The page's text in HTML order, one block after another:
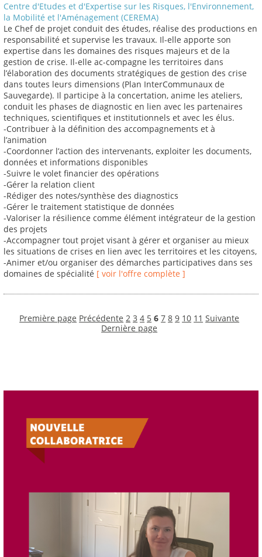
Centre d'Etudes et d'Expertise sur les Risques, l'Environnement,
la Mobilité et l'Aménagement (CEREMA)
Le Chef de projet conduit des études, réalise des productions en
responsabilité et supervise les travaux. Il-elle apporte son
expertise dans les domaines des risques majeurs et de la
gestion de crise. Il-elle ac-compagne les territoires dans
l’élaboration des documents stratégiques de gestion des crise
dans toutes leurs dimensions (Plan InterCommunaux de
Sauvegarde). Il participe à la concertation, anime les ateliers,
conduit les phases de diagnostic en lien avec les partenaires
techniques, scientifiques et institutionnels et avec les élus.
-Contribuer à la définition des accompagnements et à
l’animation
-Coordonner l’action des intervenants, exploiter les documents,
données et informations disponibles
-Suivre le volet financier des opérations
-Gérer la relation client
-Rédiger des notes/synthèse des diagnostics
-Gérer le traitement statistique de données
-Valoriser la résilience comme élément intégrateur de la gestion
des projets
-Accompagner tout projet visant à gérer et organiser au mieux
les situations de crises en lien avec les territoires et les citoyens,
-Animer et/ou organiser des démarches participatives dans ses
domaines de spécialité [ voir l'offre complète ]
Première page Précédente 2 3 4 5 6 7 8 9 10 11 Suivante
Dernière page